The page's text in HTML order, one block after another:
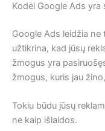
Kodėl Google Ads
Google Ads leidžia ne
užtikrina, kad jūsų
žmogus yra
žmogus, kuris jau
Tokiu būdu jūsų
ne kaip išlaidos.